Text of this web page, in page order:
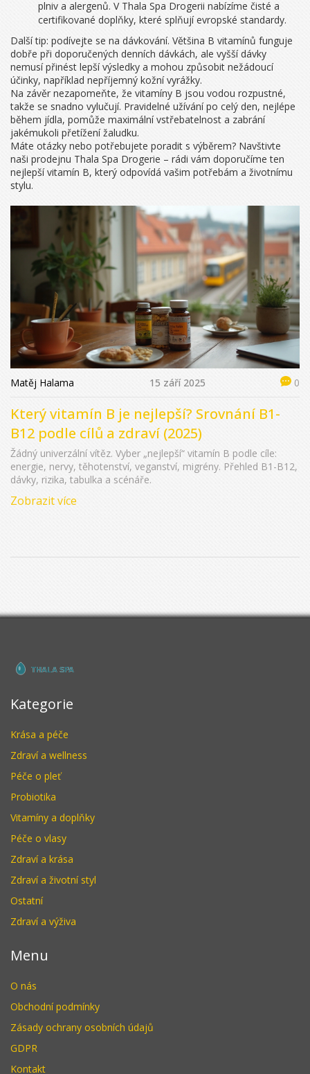
plniv a alergenů. V Thala Spa Drogerii nabízíme čisté a
certifikované doplňky, které splňují evropské standardy.
Další tip: podívejte se na dávkování. Většina B vitamínů funguje
dobře při doporučených denních dávkách, ale vyšší dávky
nemusí přinést lepší výsledky a mohou způsobit nežádoucí
účinky, například nepříjemný kožní vyrážky.
Na závěr nezapomeňte, že vitamíny B jsou vodou rozpustné,
takže se snadno vylučují. Pravidelné užívání po celý den, nejlépe
během jídla, pomůže maximální vstřebatelnost a zabrání
jakémukoli přetížení žaludku.
Máte otázky nebo potřebujete poradit s výběrem? Navštivte
naši prodejnu Thala Spa Drogerie – rádi vám doporučíme ten
nejlepší vitamín B, který odpovídá vašim potřebám a životnímu
stylu.
Matěj Halama 15 září 2025 0
Který vitamín B je nejlepší? Srovnání B1-
B12 podle cílů a zdraví (2025)
Žádný univerzální vítěz. Vyber „nejlepší“ vitamín B podle cíle:
energie, nervy, těhotenství, veganství, migrény. Přehled B1-B12,
dávky, rizika, tabulka a scénáře.
Zobrazit více
Kategorie
Krása a péče
Zdraví a wellness
Péče o pleť
Probiotika
Vitamíny a doplňky
Péče o vlasy
Zdraví a krása
Zdraví a životní styl
Ostatní
Zdraví a výživa
Menu
O nás
Obchodní podmínky
Zásady ochrany osobních údajů
GDPR
Kontakt